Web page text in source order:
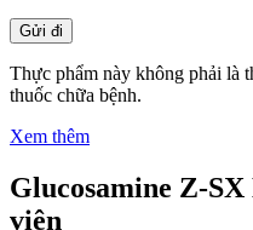
Thực phẩm này không phải là
thuốc chữa bệnh.
Xem thêm
Glucosamine Z-SX
viên